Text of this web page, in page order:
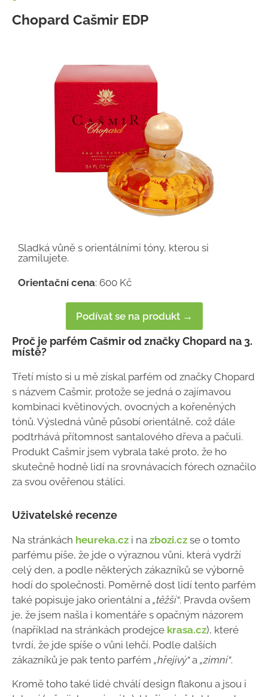
Chopard Cašmir EDP
Sladká vůně s orientálními tóny, kterou si
zamilujete.
Orientační cena: 600 Kč
Podívat se na produkt →
Proč je parfém Cašmir od značky Chopard na 3.
místě?
Třetí místo si u mě získal parfém od značky Chopard
s názvem Cašmir, protože se jedná o zajímavou
kombinaci květinových, ovocných a kořeněných
tónů. Výsledná vůně působí orientálně, což dále
podtrhává přítomnost santalového dřeva a pačuli.
Produkt Cašmir jsem vybrala také proto, že ho
skutečně hodně lidí na srovnávacích fórech označilo
za svou ověřenou stálici.
Uživatelské recenze
Na stránkách heureka.cz i na zbozi.cz se o tomto
parfému píše, že jde o výraznou vůni, která vydrží
celý den, a podle některých zákazníků se výborně
hodí do společnosti. Poměrně dost lidí tento parfém
také popisuje jako orientální a „těžší“. Pravda ovšem
je, že jsem našla i komentáře s opačným názorem
(například na stránkách prodejce krasa.cz), které
tvrdí, že jde spíše o vůni lehčí. Podle dalších
zákazníků je pak tento parfém „hřejivý“a „zimní“.
Kromě toho také lidé chválí design flakonu a jsou i